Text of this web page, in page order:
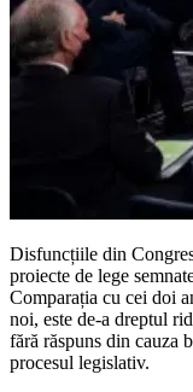
Disfuncțiile din
proiecte de lege
Comparația cu cei doi
noi, este de-a dreptul
fără răspuns din cauza
procesul legislativ.